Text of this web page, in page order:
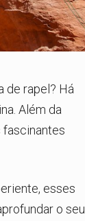
de rapel? Há
Além da
esses
o seu